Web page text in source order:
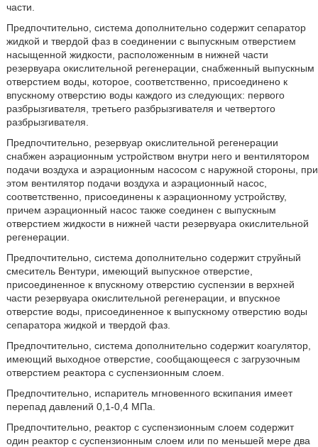
части.
Предпочтительно, система дополнительно содержит сепаратор
жидкой и твердой фаз в соединении с выпускным отверстием
насыщенной жидкости, расположенным в нижней части
резервуара окислительной регенерации, снабженный выпускным
отверстием воды, которое, соответственно, присоединено к
впускному отверстию воды каждого из следующих: первого
разбрызгивателя, третьего разбрызгивателя и четвертого
разбрызгивателя.
Предпочтительно, резервуар окислительной регенерации
снабжен аэрационным устройством внутри него и вентилятором
подачи воздуха и аэрационным насосом с наружной стороны, при
этом вентилятор подачи воздуха и аэрационный насос,
соответственно, присоединены к аэрационному устройству,
причем аэрационный насос также соединен с выпускным
отверстием жидкости в нижней части резервуара окислительной
регенерации.
Предпочтительно, система дополнительно содержит струйный
смеситель Вентури, имеющий выпускное отверстие,
присоединенное к впускному отверстию суспензии в верхней
части резервуара окислительной регенерации, и впускное
отверстие воды, присоединенное к выпускному отверстию воды
сепаратора жидкой и твердой фаз.
Предпочтительно, система дополнительно содержит коагулятор,
имеющий выходное отверстие, сообщающееся с загрузочным
отверстием реактора с суспензионным слоем.
Предпочтительно, испаритель мгновенного вскипания имеет
перепад давлений 0,1-0,4 МПа.
Предпочтительно, реактор с суспензионным слоем содержит
один реактор с суспензионным слоем или по меньшей мере два